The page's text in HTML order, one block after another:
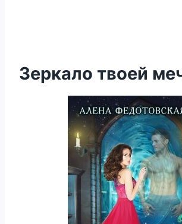
Зеркало твоей